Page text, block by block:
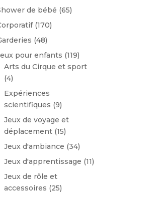
de bébé (65)
(170)
(48)
pour enfants (119)
Arts du Cirque et sport
(4)
Expériences
scientifiques (9)
Jeux de voyage et
déplacement (15)
Jeux d'ambiance (34)
Jeux d'apprentissage (11)
Jeux de rôle et
accessoires (25)